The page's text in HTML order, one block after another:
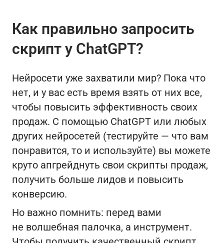
Как правильно запросить
скрипт у ChatGPT?
Нейросети уже захватили мир? Пока что
нет, и у вас есть время взять от них все,
чтобы повысить эффективность своих
продаж. С помощью ChatGPT или любых
других нейросетей (тестируйте — что вам
понравится, то и используйте) вы можете
круто апгрейднуть свои скрипты продаж,
получить больше лидов и повысить
конверсию.
Но важно помнить: перед вами
не волшебная палочка, а инструмент.